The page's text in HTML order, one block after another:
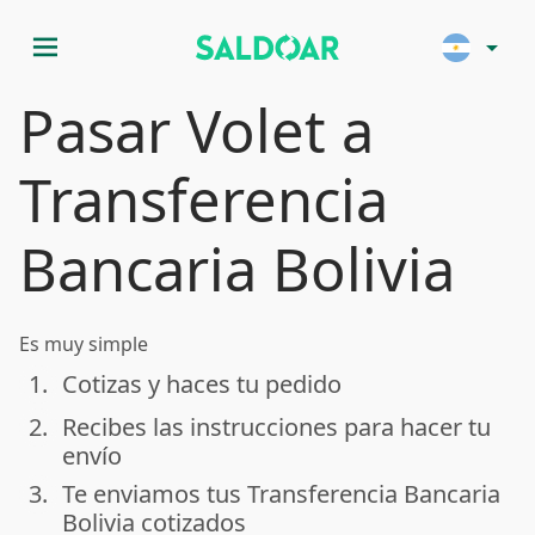
menu arrow_drop_down
Pasar Volet a
Transferencia
Bancaria Bolivia
Es muy simple
done
1. Cotizas y haces tu pedido
done
2. Recibes las instrucciones para hacer tu
envío
done
3. Te enviamos tus Transferencia Bancaria
Bolivia cotizados